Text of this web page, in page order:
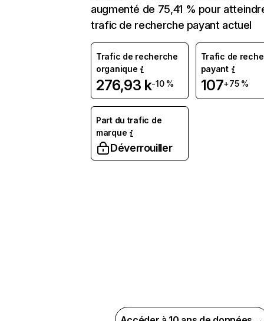
augmenté de 75,41 % pour
trafic de recherche payant actuel
Trafic de recherche
organique
276,93 k-10 %
Trafic de
payant
107+75 %
Part du trafic de
marque
Déverrouiller